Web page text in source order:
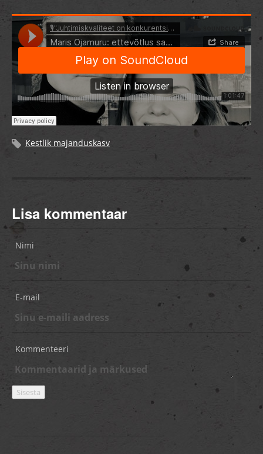
Kestlik majanduskasv
Lisa kommentaar
Nimi
E-mail
Kommenteeri